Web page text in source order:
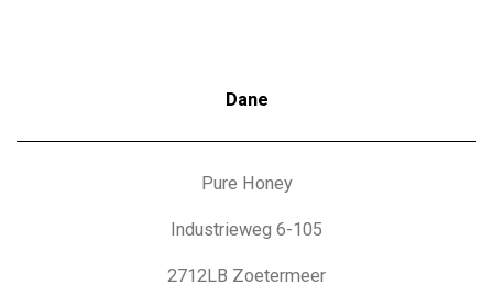
Dane
Pure Honey
Industrieweg 6-105
2712LB Zoetermeer